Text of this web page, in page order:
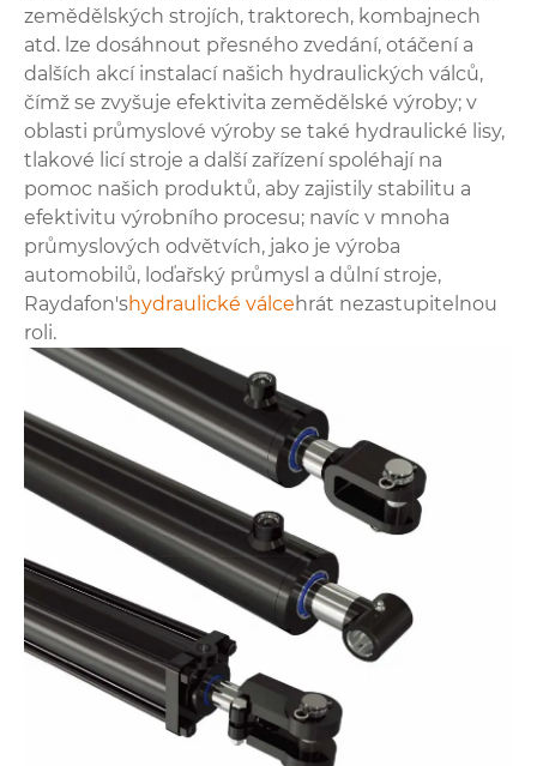
zemědělských strojích, traktorech, kombajnech
atd. lze dosáhnout přesného zvedání, otáčení a
dalších akcí instalací našich hydraulických válců,
čímž se zvyšuje efektivita zemědělské výroby; v
oblasti průmyslové výroby se také hydraulické lisy,
tlakové licí stroje a další zařízení spoléhají na
pomoc našich produktů, aby zajistily stabilitu a
efektivitu výrobního procesu; navíc v mnoha
průmyslových odvětvích, jako je výroba
automobilů, loďařský průmysl a důlní stroje,
Raydafon'shydraulické válcehrát nezastupitelnou
roli.